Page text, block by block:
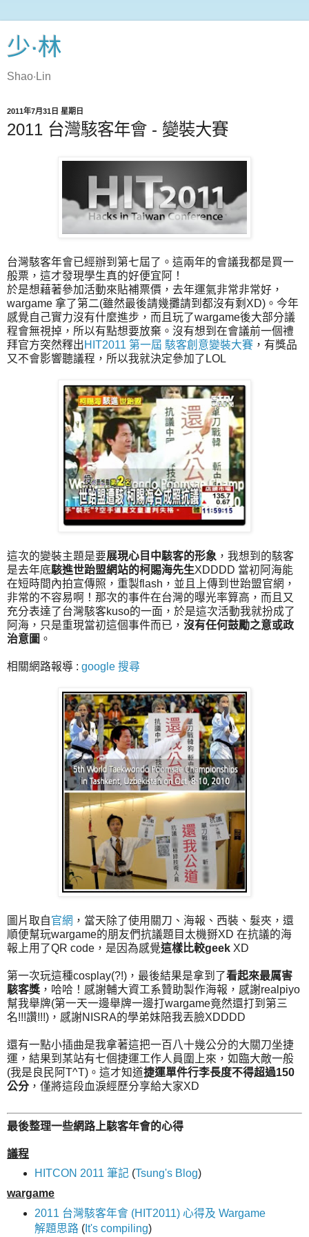
少‧林
Shao‧Lin
2011年7月31日 星期日
2011 台灣駭客年會 - 變裝大賽
台灣駭客年會已經辦到第七屆了。這兩年的會議我都是買一
般票，這才發現學生真的好便宜阿！
於是想藉著參加活動來貼補票價，去年運氣非常非常好，
wargame 拿了第二(雖然最後請幾攤請到都沒有剩XD)。今年
感覺自己實力沒有什麼進步，而且玩了wargame後大部分議
程會無視掉，所以有點想要放棄。沒有想到在會議前一個禮
拜官方突然釋出HIT2011 第一屆 駭客創意變裝大賽 ，有獎品
又不會影響聽議程，所以我就決定參加了LOL
這次的變裝主題是要展現心目中駭客的形象 ，我想到的駭客
是去年底駭進世跆盟網站的柯賜海先生XDDDD 當初阿海能
在短時間內拍宣傳照，重製flash，並且上傳到世跆盟官網，
非常的不容易啊！那次的事件在台灣的曝光率算高，而且又
充分表達了台灣駭客kuso的一面，於是這次活動我就扮成了
阿海，只是重現當初這個事件而已， 沒有任何鼓勵之意或政
治意圖 。
相關網路報導 : google 搜尋
圖片取自官網 ，當天除了使用關刀、海報、西裝、髮夾，還
順便幫玩wargame的朋友們抗議題目太機掰XD 在抗議的海
報上用了QR code，是因為感覺這樣比較geek XD
第一次玩這種cosplay(?!)，最後結果是拿到了看起來最厲害
駭客獎 ，哈哈！感謝輔大資工系贊助製作海報，感謝realpiyo
幫我舉牌(第一天一邊舉牌一邊打wargame竟然還打到第三
名!!!讚!!!)，感謝NISRA的學弟妹陪我丟臉XDDDD
還有一點小插曲是我拿著這把一百八十幾公分的大關刀坐捷
運，結果到某站有七個捷運工作人員圍上來，如臨大敵一般
(我是良民阿T^T)。這才知道捷運單件行李長度不得超過150
公分 ，僅將這段血淚經歷分享給大家XD
最後整理一些網路上駭客年會的心得
議程
HITCON 2011 筆記(Tsung's Blog)
wargame
2011 台灣駭客年會 (HIT2011) 心得及 Wargame
解題思路(It's compiling)